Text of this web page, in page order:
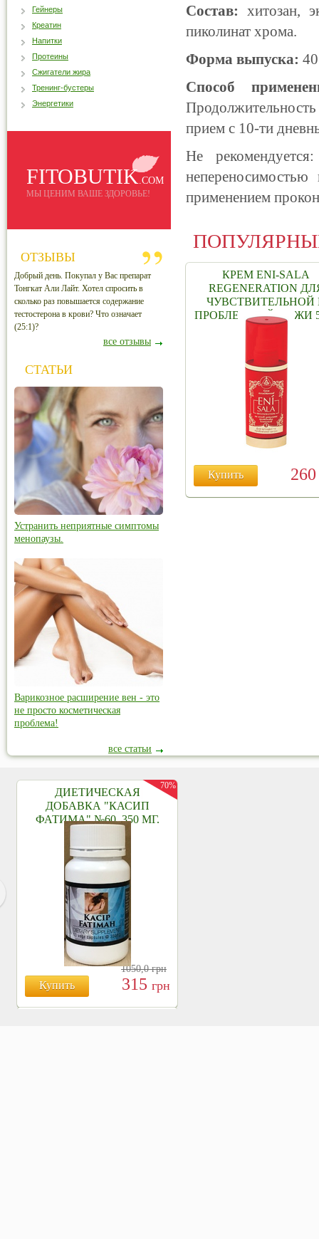
Состав: хитозан,
пиколинат хрома.
Форма выпуска:
Способ
прием с 10-ти
Не
применением
КРЕМ ENI-SALA
REGENERATION
ЧУВСТВИТЕЛЬНОЙ
ПРОБЛЕМНОЙ КОЖИ
№ 3
Купить
Гейнеры
Креатин
Напитки
Протеины
Сжигатели жира
Тренинг-бустеры
Энергетики
FITOBUTIK.COM
МЫ ЦЕНИМ ВАШЕ ЗДОРОВЬЕ!
ОТЗЫВЫ
Добрый день. Покупал у Вас препарат
Тонгкат Али Лайт. Хотел спросить в
сколько раз повышается содержание
тестостерона в крови? Что означает
(25:1)?
все отзывы
СТАТЬИ
Устранить неприятные симптомы
менопаузы.
Варикозное расширение вен - это
не просто косметическая
проблема!
все статьи
ДИЕТИЧЕСКАЯ
ДОБАВКА "КАСИП
ФАТИМА" №60, 350 МГ.
Купить
1050,0грн
315 грн
70%